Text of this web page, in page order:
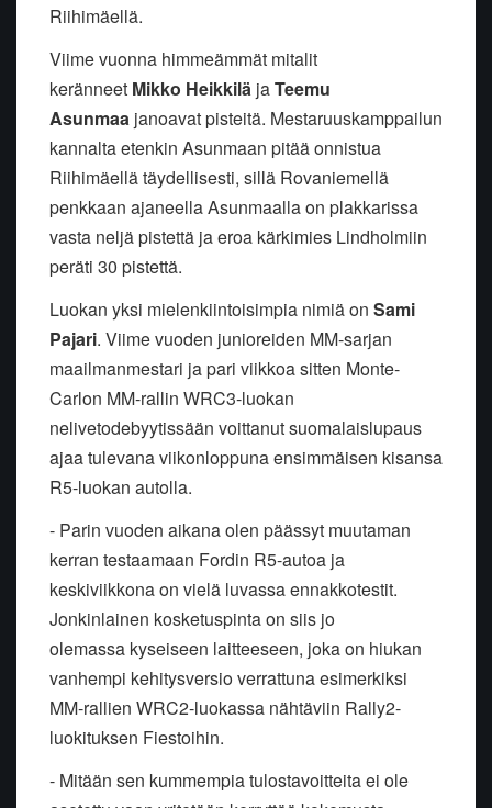
Riihimäellä.
Viime vuonna himmeämmät mitalit
keränneet Mikko Heikkilä jaTeemu
Asunmaa janoavat pisteitä. Mestaruuskamppailun
kannalta etenkin Asunmaan pitää onnistua
Riihimäellä täydellisesti, sillä Rovaniemellä
penkkaan ajaneella Asunmaalla on plakkarissa
vasta neljä pistettä ja eroa kärkimies Lindholmiin
peräti 30 pistettä.
Luokan yksi mielenkiintoisimpia nimiä on Sami
Pajari. Viime vuoden junioreiden MM-sarjan
maailmanmestari ja pari viikkoa sitten Monte-
Carlon MM-rallin WRC3-luokan
nelivetodebyytissään voittanut suomalaislupaus
ajaa tulevana viikonloppuna ensimmäisen kisansa
R5-luokan autolla.
- Parin vuoden aikana olen päässyt muutaman
kerran testaamaan Fordin R5-autoa ja
keskiviikkona on vielä luvassa ennakkotestit.
Jonkinlainen kosketuspinta on siis jo
olemassa kyseiseen laitteeseen, joka on hiukan
vanhempi kehitysversio verrattuna esimerkiksi
MM-rallien WRC2-luokassa nähtäviin Rally2-
luokituksen Fiestoihin.
- Mitään sen kummempia tulostavoitteita ei ole